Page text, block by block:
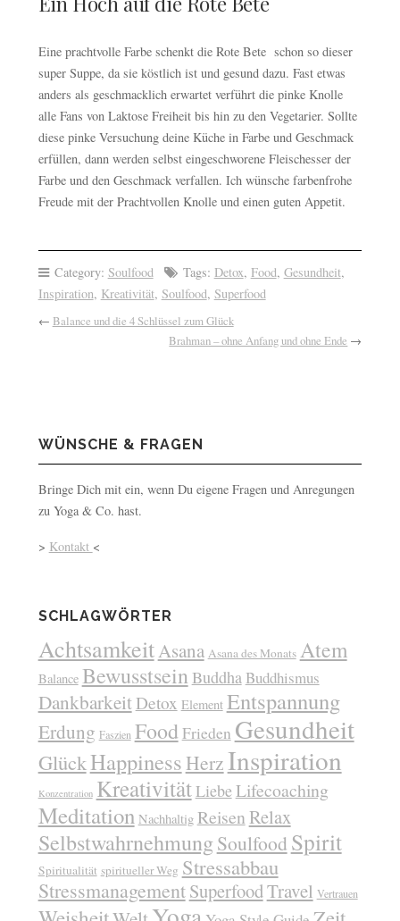
Eine prachtvolle Farbe schenkt die Rote Bete schon so dieser
super Suppe, da sie köstlich ist und gesund dazu. Fast etwas
anders als geschmacklich erwartet verführt die pinke Knolle
alle Fans von Laktose Freiheit bis hin zu den Vegetarier. Sollte
diese pinke Versuchung deine Küche in Farbe und Geschmack
erfüllen, dann werden selbst eingeschworene Fleischesser der
Farbe und den Geschmack verfallen. Ich wünsche farbenfrohe
Freude mit der Prachtvollen Knolle und einen guten Appetit.
Category: Soulfood Tags: Detox, Food, Gesundheit,
Inspiration, Kreativität, Soulfood, Superfood
← Balance und die 4 Schlüssel zum Glück
Brahman – ohne Anfang und ohne Ende →
WÜNSCHE & FRAGEN
Bringe Dich mit ein, wenn Du eigene Fragen und Anregungen
zu Yoga & Co. hast.
> Kontakt <
SCHLAGWÖRTER
AchtsamkeitAsana Asana des Monats Atem
Balance Bewusstsein Buddha Buddhismus
DankbarkeitDetox Element Entspannung
Erdung Faszien Food Frieden Gesundheit
GlückHappiness Herz Inspiration
Konzentration KreativitätLiebeLifecoaching
Meditation Nachhaltig ReisenRelax
SelbstwahrnehmungSoulfood Spirit
Spiritualität spiritueller Weg Stressabbau
StressmanagementSuperfoodTravel Vertrauen